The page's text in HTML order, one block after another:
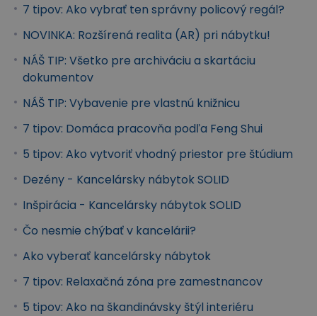
7 tipov: Ako vybrať ten správny policový regál?
NOVINKA: Rozšírená realita (AR) pri nábytku!
NÁŠ TIP: Všetko pre archiváciu a skartáciu
dokumentov
NÁŠ TIP: Vybavenie pre vlastnú knižnicu
7 tipov: Domáca pracovňa podľa Feng Shui
5 tipov: Ako vytvoriť vhodný priestor pre štúdium
Dezény - Kancelársky nábytok SOLID
Inšpirácia - Kancelársky nábytok SOLID
Čo nesmie chýbať v kancelárii?
Ako vyberať kancelársky nábytok
7 tipov: Relaxačná zóna pre zamestnancov
5 tipov: Ako na škandinávsky štýl interiéru